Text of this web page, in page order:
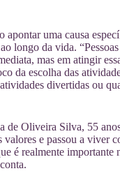
apontar uma causa
longo da vida.
mas em atingir
da escolha das
divertidas ou
de Oliveira Silva, 55
valores e passou a viver
é realmente